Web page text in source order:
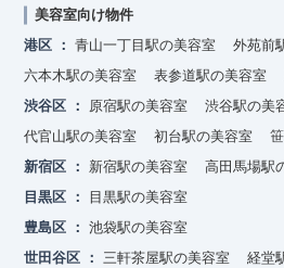
美容室向け物件
港区
青山一丁目駅の美容室
外苑前
六本木駅の美容室
表参道駅の美容室
渋谷区
原宿駅の美容室 渋谷駅の美
代官山駅の美容室
初台駅の美容室
新宿区
新宿駅の美容室
高田馬場駅
目黒区
目黒駅の美容室
豊島区
池袋駅の美容室
世田谷区
三軒茶屋駅の美容室
経堂